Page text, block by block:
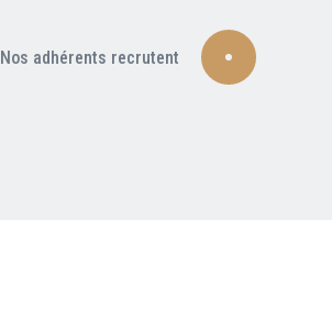
Nos adhérents recrutent